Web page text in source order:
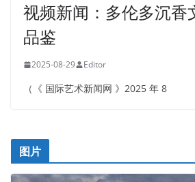
视频新闻：多伦多沉香
品鉴
2025-08-29 Editor
（《 国际艺术新闻网 》2025 年 8
图片